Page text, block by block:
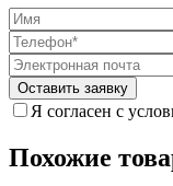
Я согласен с
Похожие